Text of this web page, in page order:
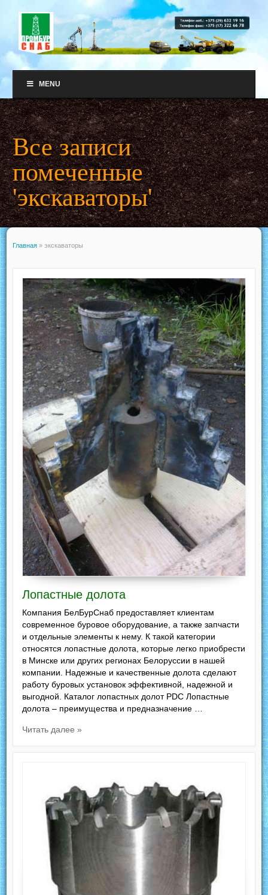
MENU
Все записи
помеченные
'экскаваторы'
Главная » экскаваторы
Лопастные долота
Компания БелБурСнаб предоставляет клиентам
современное буровое оборудование, а также запчасти
и отдельные элементы к нему. К такой категории
относятся лопастные долота, которые легко приобрести
в Минске или других регионах Белоруссии в нашей
компании. Надежные и качественные долота сделают
работу буровых установок эффективной, надежной и
выгодной. Каталог лопастных долот PDC Лопастные
долота – преимущества и предназначение …
Читать далее »